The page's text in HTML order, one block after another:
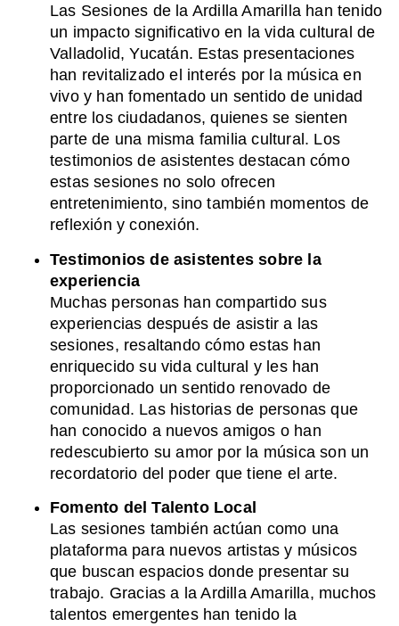
Las Sesiones de la Ardilla Amarilla han tenido
un impacto significativo en la vida cultural de
Valladolid, Yucatán. Estas presentaciones
han revitalizado el interés por la música en
vivo y han fomentado un sentido de unidad
entre los ciudadanos, quienes se sienten
parte de una misma familia cultural. Los
testimonios de asistentes destacan cómo
estas sesiones no solo ofrecen
entretenimiento, sino también momentos de
reflexión y conexión.
Testimonios de asistentes sobre la
experiencia
Muchas personas han compartido sus
experiencias después de asistir a las
sesiones, resaltando cómo estas han
enriquecido su vida cultural y les han
proporcionado un sentido renovado de
comunidad. Las historias de personas que
han conocido a nuevos amigos o han
redescubierto su amor por la música son un
recordatorio del poder que tiene el arte.
Fomento del Talento Local
Las sesiones también actúan como una
plataforma para nuevos artistas y músicos
que buscan espacios donde presentar su
trabajo. Gracias a la Ardilla Amarilla, muchos
talentos emergentes han tenido la